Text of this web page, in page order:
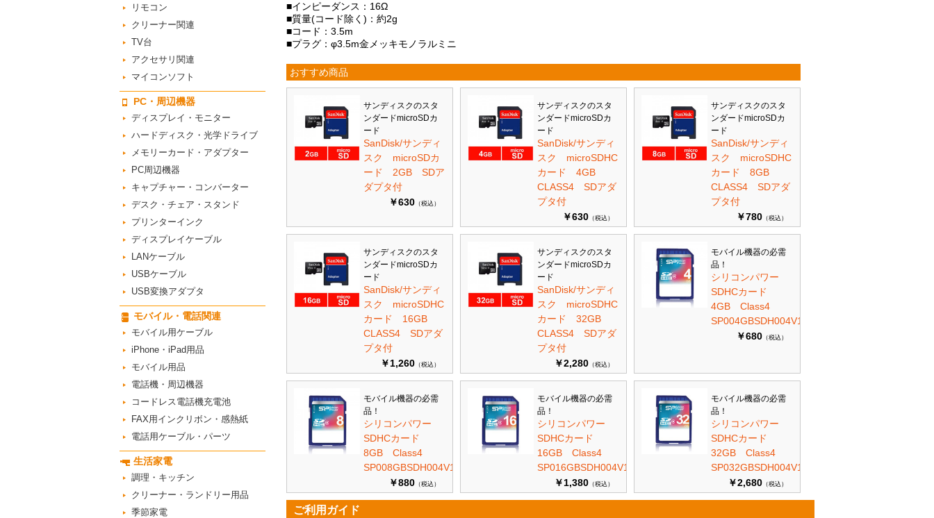
リモコン
クリーナー関連
TV台
アクセサリ関連
マイコンソフト
PC・周辺機器
ディスプレイ・モニター
ハードディスク・光学ドライブ
メモリーカード・アダプター
PC周辺機器
キャプチャー・コンバーター
デスク・チェア・スタンド
プリンターインク
ディスプレイケーブル
LANケーブル
USBケーブル
USB変換アダプタ
モバイル・電話関連
モバイル用ケーブル
iPhone・iPad用品
モバイル用品
電話機・周辺機器
コードレス電話機充電池
FAX用インクリボン・感熱紙
電話用ケーブル・パーツ
生活家電
調理・キッチン
クリーナー・ランドリー用品
季節家電
■インピーダンス：16Ω
■質量(コード除く)：約2g
■コード：3.5m
■プラグ：φ3.5m金メッキモノラルミニ
おすすめ商品
サンディスクのスタ
ンダードmicroSDカ
ード
SanDisk/サンディ
スク microSDカ
ード 2GB SDア
ダプタ付
￥630 （税込）
サンディスクのスタ
ンダードmicroSDカ
ード
SanDisk/サンディ
スク microSDHC
カード 4GB
CLASS4 SDアダ
プタ付
￥630 （税込）
サンディスクのスタ
ンダードmicroSDカ
ード
SanDisk/サンディ
スク microSDHC
カード 8GB
CLASS4 SDアダ
プタ付
￥780 （税込）
サンディスクのスタ
ンダードmicroSDカ
ード
SanDisk/サンディ
スク microSDHC
カード 16GB
CLASS4 SDアダ
プタ付
￥1,260 （税込）
サンディスクのスタ
ンダードmicroSDカ
ード
SanDisk/サンディ
スク microSDHC
カード 32GB
CLASS4 SDアダ
プタ付
￥2,280 （税込）
モバイル機器の必需
品！
シリコンパワー
SDHCカード
4GB Class4
SP004GBSDH004V10
￥680 （税込）
モバイル機器の必需
品！
シリコンパワー
SDHCカード
8GB Class4
SP008GBSDH004V10
￥880 （税込）
モバイル機器の必需
品！
シリコンパワー
SDHCカード
16GB Class4
SP016GBSDH004V10
￥1,380 （税込）
モバイル機器の必需
品！
シリコンパワー
SDHCカード
32GB Class4
SP032GBSDH004V10
￥2,680 （税込）
ご利用ガイド